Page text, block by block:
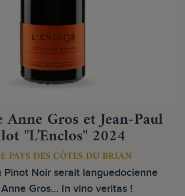
Gros et Jean-Paul
"L’Enclos" 2024
PAYS DES CÔTES DU BRIAN
Pinot Noir serait languedocienne
Gros… In vino veritas !